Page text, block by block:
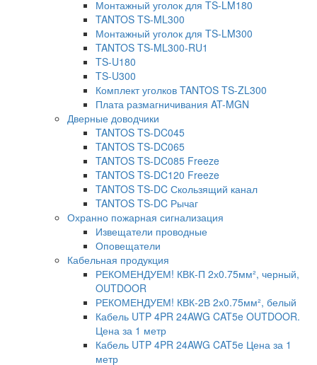
Монтажный уголок для TS-LM180
TANTOS TS-ML300
Монтажный уголок для TS-LM300
TANTOS TS-ML300-RU1
TS-U180
TS-U300
Комплект уголков TANTOS TS-ZL300
Плата размагничивания AT-MGN
Дверные доводчики
TANTOS TS-DC045
TANTOS TS-DC065
TANTOS TS-DC085 Freeze
TANTOS TS-DC120 Freeze
TANTOS TS-DC Скользящий канал
TANTOS TS-DC Рычаг
Охранно пожарная сигнализация
Извещатели проводные
Оповещатели
Кабельная продукция
РЕКОМЕНДУЕМ! КВК-П 2х0.75мм², черный,
OUTDOOR
РЕКОМЕНДУЕМ! КВК-2В 2х0.75мм², белый
Кабель UTP 4PR 24AWG CAT5e OUTDOOR.
Цена за 1 метр
Кабель UTP 4PR 24AWG CAT5e Цена за 1
метр